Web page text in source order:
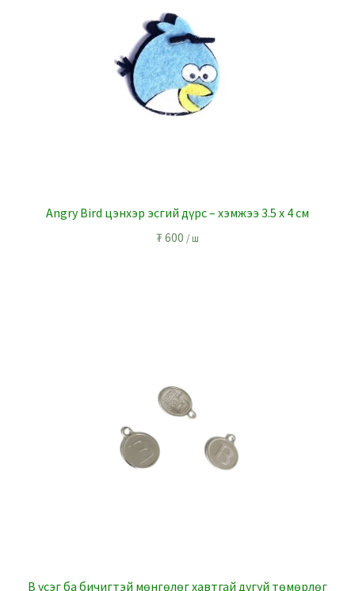
Angry Bird цэнхэр эсгий дүрс – хэмжээ 3.5 x 4 см
₮600 / ш
B үсэг ба бичигтэй мөнгөлөг хавтгай дугуй төмөрлөг